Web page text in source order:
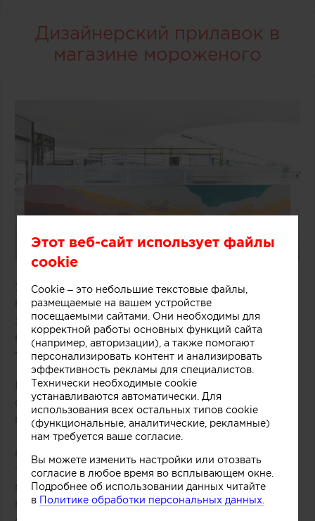
Дизайнерский прилавок в
магазине мороженого
Удачное решение предложили специалисты
бюро One Design Office и Studio Twocan,
занимавшиеся дизайном небольшого магазина
мороженого, расположенного в одном из
торговых центров Мельбурна (Австралия).
В основе концепции массивной стойки лежит
образ емкости с несколькими слоями
мороженого и разнообразных добавок.
Технически замысел был реализован при
помощи техники многослойной заливки
тонированного бетона. Логотип магазина
мороженого был закреплен на каркасе из
медных трубок, символизирующих систему
Этот веб-сайт использует файлы
cookie
Cookie – это небольшие текстовые файлы,
размещаемые на вашем устройстве
посещаемыми сайтами. Они необходимы для
корректной работы основных функций сайта
(например, авторизации), а также помогают
персонализировать контент и анализировать
эффективность рекламы для специалистов.
Технически необходимые cookie
устанавливаются автоматически. Для
использования всех остальных типов cookie
(функциональные, аналитические, рекламные)
нам требуется ваше согласие.
Вы можете изменить настройки или отозвать
согласие в любое время во всплывающем окне.
Подробнее об использовании данных читайте
в Политике обработки персональных данных.